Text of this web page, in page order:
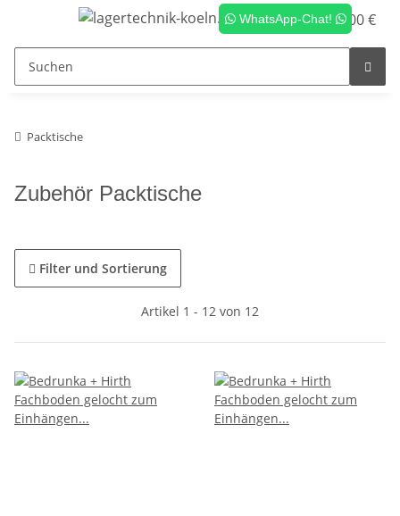
WhatsApp-Chat! 0,00 €
Packtische
Zubehör Packtische
Filter und Sortierung
Artikel 1 - 12 von 12